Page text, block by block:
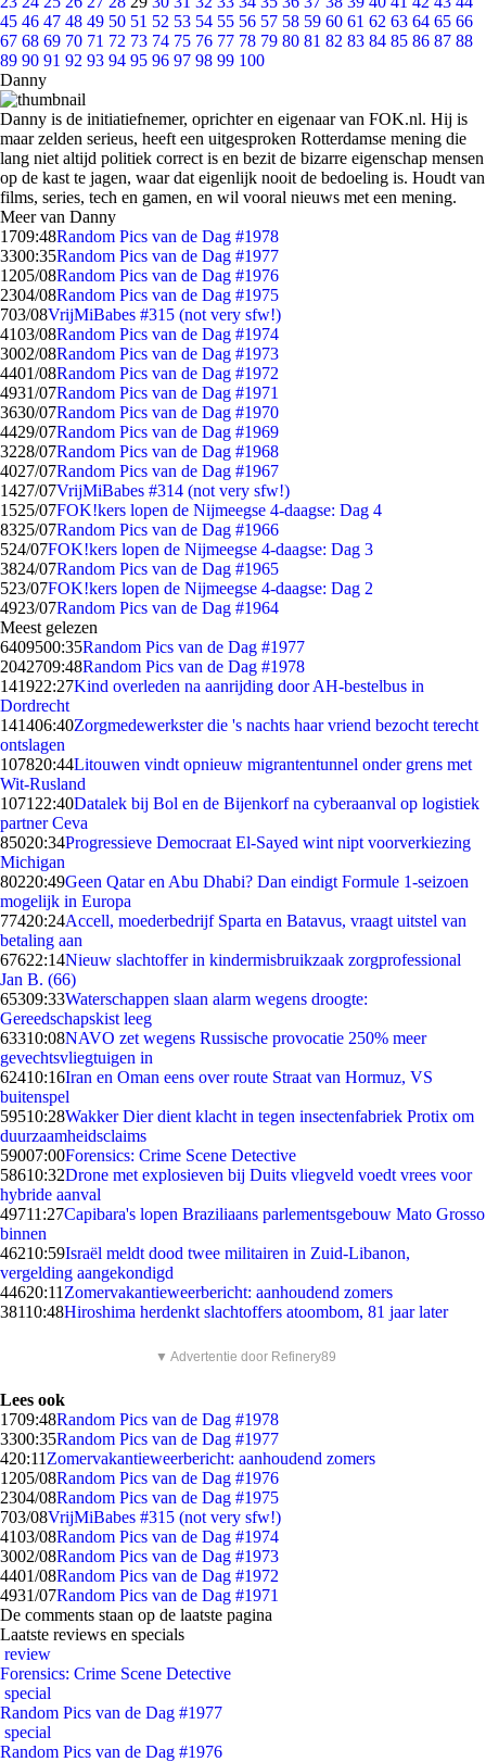
45 46 47 48 49 50 51 52 53 54 55 56 57 58 59 60 61 62 63 64 65 66
67 68 69 70 71 72 73 74 75 76 77 78 79 80 81 82 83 84 85 86 87 88
89 90 91 92 93 94 95 96 97 98 99 100
Danny
Danny is de initiatiefnemer, oprichter en eigenaar van FOK.nl. Hij is
maar zelden serieus, heeft een uitgesproken Rotterdamse mening die
lang niet altijd politiek correct is en bezit de bizarre eigenschap mensen
op de kast te jagen, waar dat eigenlijk nooit de bedoeling is. Houdt van
films, series, tech en gamen, en wil vooral nieuws met een mening.
Meer van Danny
1709:48Random Pics van de Dag #1978
3300:35Random Pics van de Dag #1977
1205/08Random Pics van de Dag #1976
2304/08Random Pics van de Dag #1975
703/08VrijMiBabes #315 (not very sfw!)
4103/08Random Pics van de Dag #1974
3002/08Random Pics van de Dag #1973
4401/08Random Pics van de Dag #1972
4931/07Random Pics van de Dag #1971
3630/07Random Pics van de Dag #1970
4429/07Random Pics van de Dag #1969
3228/07Random Pics van de Dag #1968
4027/07Random Pics van de Dag #1967
1427/07VrijMiBabes #314 (not very sfw!)
1525/07FOK!kers lopen de Nijmeegse 4-daagse: Dag 4
8325/07Random Pics van de Dag #1966
524/07FOK!kers lopen de Nijmeegse 4-daagse: Dag 3
3824/07Random Pics van de Dag #1965
523/07FOK!kers lopen de Nijmeegse 4-daagse: Dag 2
4923/07Random Pics van de Dag #1964
Meest gelezen
6409500:35Random Pics van de Dag #1977
2042709:48Random Pics van de Dag #1978
141922:27Kind overleden na aanrijding door AH-bestelbus in
Dordrecht
141406:40Zorgmedewerkster die 's nachts haar vriend bezocht terecht
ontslagen
107820:44Litouwen vindt opnieuw migrantentunnel onder grens met
Wit-Rusland
1071 22:40Datalek bij Bol en de Bijenkorf na cyberaanval op logistiek
partner Ceva
85020:34Progressieve Democraat El-Sayed wint nipt voorverkiezing
Michigan
80220:49Geen Qatar en Abu Dhabi? Dan eindigt Formule 1-seizoen
mogelijk in Europa
77420:24Accell, moederbedrijf Sparta en Batavus, vraagt uitstel van
betaling aan
67622:14Nieuw slachtoffer in kindermisbruikzaak zorgprofessional
Jan B. (66)
65309:33Waterschappen slaan alarm wegens droogte:
Gereedschapskist leeg
63310:08NAVO zet wegens Russische provocatie 250% meer
gevechtsvliegtuigen in
62410:16Iran en Oman eens over route Straat van Hormuz, VS
buitenspel
59510:28Wakker Dier dient klacht in tegen insectenfabriek Protix om
duurzaamheidsclaims
59007:00Forensics: Crime Scene Detective
58610:32Drone met explosieven bij Duits vliegveld voedt vrees voor
hybride aanval
49711:27Capibara's lopen Braziliaans parlementsgebouw Mato Grosso
binnen
46210:59Israël meldt dood twee militairen in Zuid-Libanon,
vergelding aangekondigd
44620:11 Zomervakantieweerbericht: aanhoudend zomers
38110:48Hiroshima herdenkt slachtoffers atoombom, 81 jaar later
▼ Advertentie door Refinery89
Lees ook
1709:48Random Pics van de Dag #1978
3300:35Random Pics van de Dag #1977
420:11 Zomervakantieweerbericht: aanhoudend zomers
1205/08Random Pics van de Dag #1976
2304/08Random Pics van de Dag #1975
703/08VrijMiBabes #315 (not very sfw!)
4103/08Random Pics van de Dag #1974
3002/08Random Pics van de Dag #1973
4401/08Random Pics van de Dag #1972
4931/07Random Pics van de Dag #1971
De comments staan op de laatste pagina
Laatste reviews en specials
review
Forensics: Crime Scene Detective
special
Random Pics van de Dag #1977
special
Random Pics van de Dag #1976